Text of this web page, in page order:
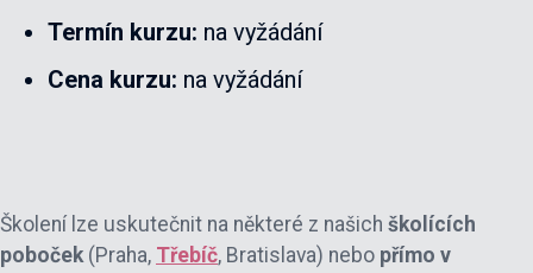
Termín kurzu: na vyžádání
Cena kurzu: na vyžádání
Školení lze uskutečnit na některé z našich školících
poboček (Praha, Třebíč, Bratislava) nebo přímo v